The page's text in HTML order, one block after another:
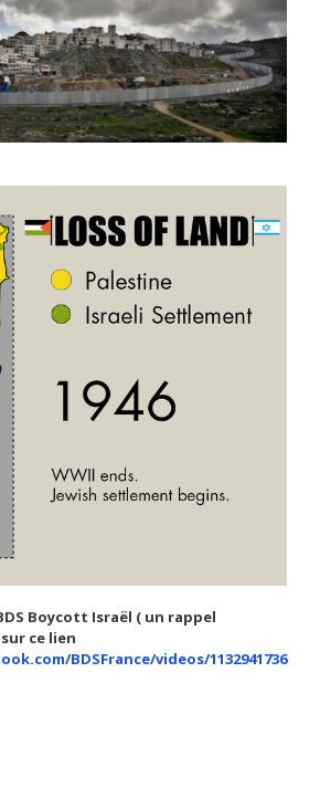
Boycott Israël ( un rappel
ce lien
BDSFrance/videos/1132941736